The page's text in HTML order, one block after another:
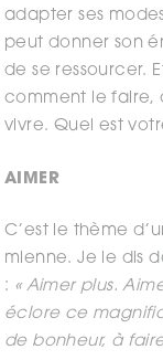
adapter ses
peut donner son
de se ressourcer.
comment le faire,
vivre. Quel est
AIMER
C’est le thème
mienne. Je le dis
: « Aimer plus.
éclore ce
de bonheur, à